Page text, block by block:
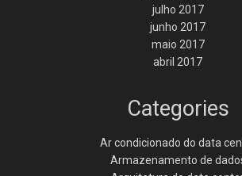
julho 2017
junho 2017
maio 2017
abril 2017
Categories
Ar condicionado do data
Armazenamento de